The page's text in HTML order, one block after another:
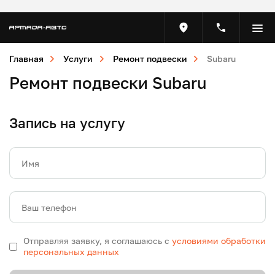
Главная Услуги Ремонт подвески Subaru
Ремонт подвески Subaru
Запись на услугу
Имя
Ваш телефон
Отправляя заявку, я соглашаюсь с условиями обработки
персональных данных